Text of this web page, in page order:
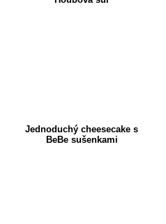
Jednoduchý cheesecake s
BeBe sušenkami